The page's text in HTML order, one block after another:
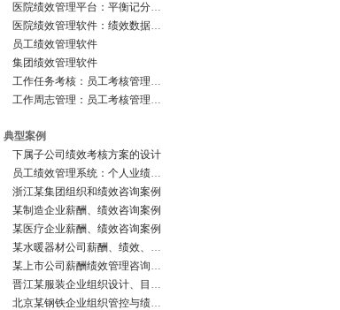
医院绩效管理平台：平衡记分卡系统
医院绩效管理软件：绩效数据中心
员工绩效管理软件
集团绩效管理软件
工作任务考核：员工考核管理软件
工作周志管理：员工考核管理软件
典型案例
下属子公司绩效考核方案的设计
员工绩效管理系统：个人业绩档案
浙江某集团组织和绩效咨询案例
某制造企业薪酬、绩效咨询案例
某医疗企业薪酬、绩效咨询案例
某水暖器材公司薪酬、绩效、组织咨询案例
某上市公司薪酬绩效管理咨询案例
晋江某服装企业组织设计、目标管理、薪酬绩效管理咨询案例
北京某钢铁企业组织管控与绩效咨询案例